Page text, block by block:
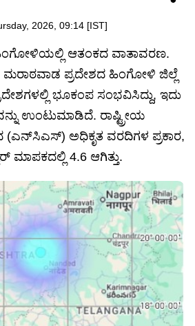
2026, 09:14 [IST]
ಆತಂಕದ ವಾತಾವರಣ.
ಮರಾಠವಾಡ ಪ್ರದೇಶದ ಹಿಂಗೋಳಿ ಜಿಲ್ಲೆ
ಭೂಕಂಪ ಸಂಭವಿಸಿದ್ದು, ಇದು
ಉಂಟುಮಾಡಿದೆ. ರಾಷ್ಟ್ರೀಯ
(ಎನ್‌ಸಿಎಸ್) ಅಧಿಕೃತ ವರದಿಗಳ ಪ್ರಕಾರ,
ಮಾಪಕದಲ್ಲಿ 4.6 ಆಗಿತ್ತು.